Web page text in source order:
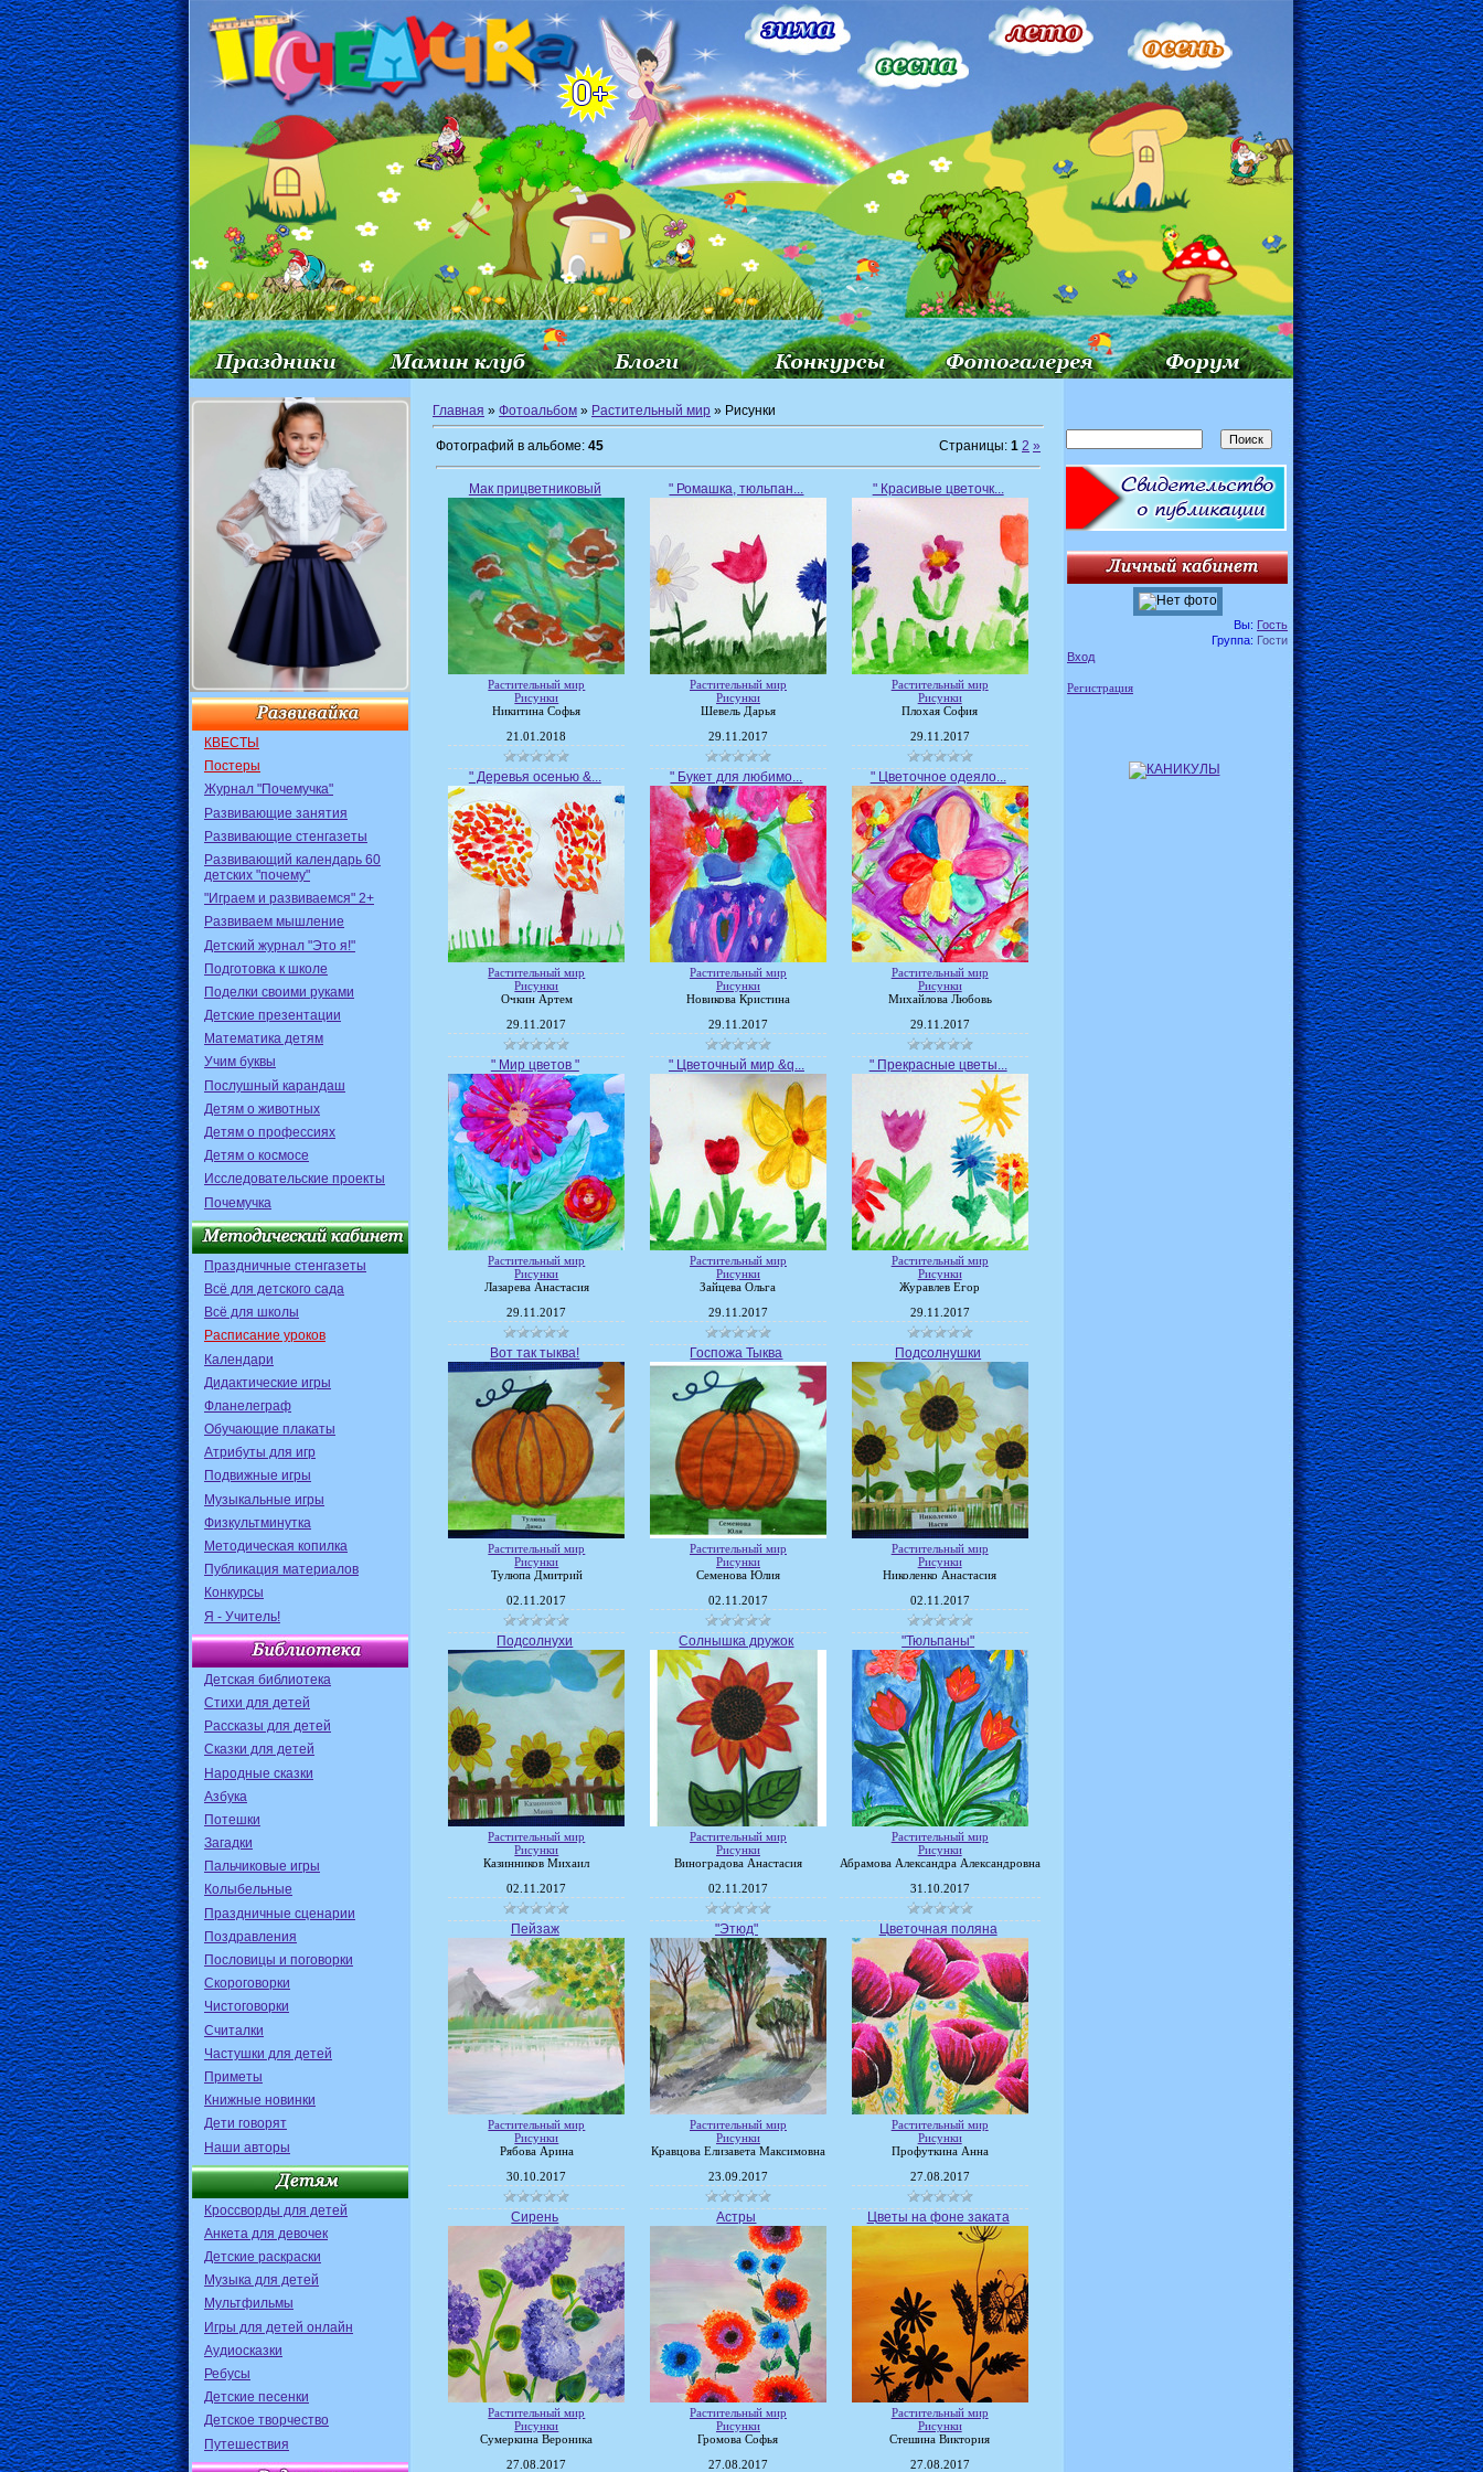
КВЕСТЫ
Постеры
Журнал "Почемучка"
Развивающие занятия
Развивающие стенгазеты
Развивающий календарь 60
детских "почему"
"Играем и развиваемся" 2+
Развиваем мышление
Детский журнал "Это я!"
Подготовка к школе
Поделки своими руками
Детские презентации
Математика детям
Учим буквы
Послушный карандаш
Детям о животных
Детям о профессиях
Детям о космосе
Исследовательские проекты
Почемучка
Праздничные стенгазеты
Всё для детского сада
Всё для школы
Расписание уроков
Календари
Дидактические игры
Фланелеграф
Обучающие плакаты
Атрибуты для игр
Подвижные игры
Музыкальные игры
Физкультминутка
Методическая копилка
Публикация материалов
Конкурсы
Я - Учитель!
Детская библиотека
Стихи для детей
Рассказы для детей
Сказки для детей
Народные сказки
Азбука
Потешки
Загадки
Пальчиковые игры
Колыбельные
Праздничные сценарии
Поздравления
Пословицы и поговорки
Скороговорки
Чистоговорки
Считалки
Частушки для детей
Приметы
Книжные новинки
Дети говорят
Наши авторы
Кроссворды для детей
Анкета для девочек
Детские раскраски
Музыка для детей
Мультфильмы
Игры для детей онлайн
Аудиосказки
Ребусы
Детские песенки
Детское творчество
Путешествия
Главная » Фотоальбом » Растительный мир » Рисунки
Фотографий в альбоме: 45 Страницы: 1 2 »
Мак прицветниковый
Растительный мир
Рисунки
Никитина Софья
21.01.2018
" Ромашка, тюльпан...
Растительный мир
Рисунки
Шевель Дарья
29.11.2017
" Красивые цветочк...
Растительный мир
Рисунки
Плохая София
29.11.2017
" Деревья осенью &...
Растительный мир
Рисунки
Очкин Артем
29.11.2017
" Букет для любимо...
Растительный мир
Рисунки
Новикова Кристина
29.11.2017
" Цветочное одеяло...
Растительный мир
Рисунки
Михайлова Любовь
29.11.2017
" Мир цветов "
Растительный мир
Рисунки
Лазарева Анастасия
29.11.2017
" Цветочный мир &q...
Растительный мир
Рисунки
Зайцева Ольга
29.11.2017
" Прекрасные цветы...
Растительный мир
Рисунки
Журавлев Егор
29.11.2017
Вот так тыква!
Растительный мир
Рисунки
Тулюпа Дмитрий
02.11.2017
Госпожа Тыква
Растительный мир
Рисунки
Семенова Юлия
02.11.2017
Подсолнушки
Растительный мир
Рисунки
Николенко Анастасия
02.11.2017
Подсолнухи
Растительный мир
Рисунки
Казинников Михаил
02.11.2017
Солнышка дружок
Растительный мир
Рисунки
Виноградова Анастасия
02.11.2017
"Тюльпаны"
Растительный мир
Рисунки
Абрамова Александра Александровна
31.10.2017
Пейзаж
Растительный мир
Рисунки
Рябова Арина
30.10.2017
"Этюд"
Растительный мир
Рисунки
Кравцова Елизавета Максимовна
23.09.2017
Цветочная поляна
Растительный мир
Рисунки
Профуткина Анна
27.08.2017
Сирень
Растительный мир
Рисунки
Сумеркина Вероника
27.08.2017
Астры
Растительный мир
Рисунки
Громова Софья
27.08.2017
Цветы на фоне заката
Растительный мир
Рисунки
Стешина Виктория
27.08.2017
Вы: Гость
Группа: Гости
Вход
Регистрация